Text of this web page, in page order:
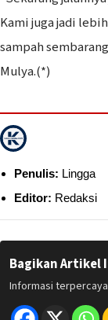
Kami juga jadi
sampah
Mulya.(*)
Penulis: Lingga
Editor: Redaksi
Bagikan Artikel
Informasi